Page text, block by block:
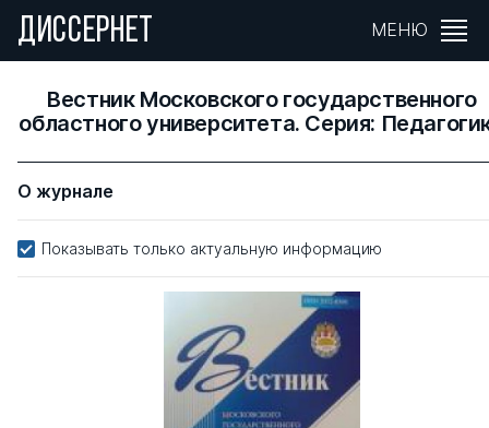
ДИССЕРНЕТ МЕНЮ
Вестник Московского государственного
областного университета. Серия:
О журнале
Показывать только актуальную информацию